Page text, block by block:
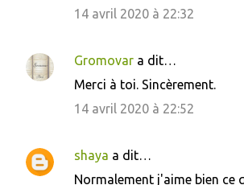
14 avril 2020 à 22:32
Gromovar a dit…
Merci à toi. Sincèrement.
14 avril 2020 à 22:52
shaya a dit…
Normalement j'aime bien ce